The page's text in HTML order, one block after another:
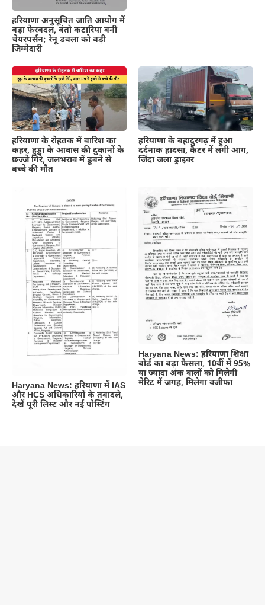
हरियाणा अनुसूचित जाति आयोग में
बड़ा फेरबदल, बंतो कटारिया बनीं
चेयरपर्सन; रेनू डबला को बड़ी
जिम्मेदारी
हरियाणा के रोहतक में बारिश का
कहर, हुड्डा के आवास की दुकानों के
छज्जे गिरे, जलभराव में डूबने से
बच्चे की मौत
हरियाणा के बहादुरगढ़ में हुआ
दर्दनाक हादसा, कैंटर में लगी आग,
जिंदा जला ड्राइवर
Haryana News: हरियाणा में IAS
और HCS अधिकारियों के तबादले,
देखें पूरी लिस्ट और नई पोस्टिंग
Haryana News: हरियाणा शिक्षा
बोर्ड का बड़ा फैसला, 10वीं में 95%
या ज्यादा अंक वालों को मिलेगी
मेरिट में जगह, मिलेगा वजीफा